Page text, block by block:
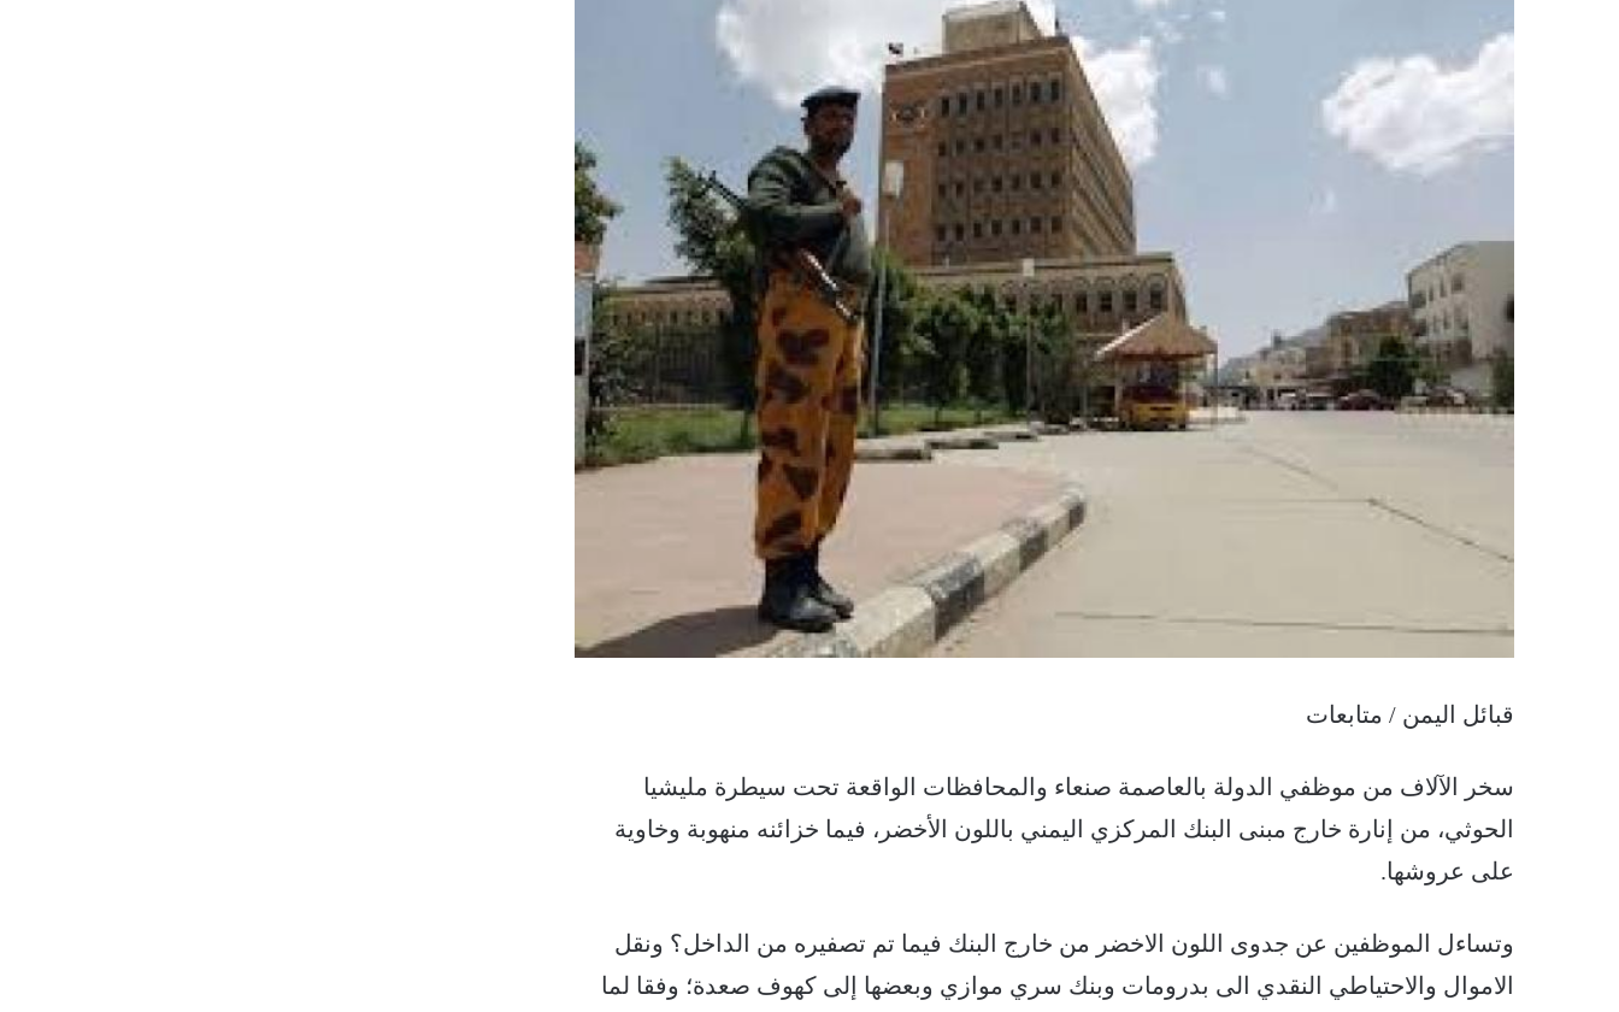
قبائل اليمن / متابعات
سخر الآلاف من موظفي الدولة بالعاصمة صنعاء والمحافظات الواقعة تحت سيطرة مليشيا
الحوثي، من إنارة خارج مبنى البنك المركزي اليمني باللون الأخضر، فيما خزائنه منهوبة وخاوية
على عروشها.
وتساءل الموظفين عن جدوى اللون الاخضر من خارج البنك فيما تم تصفيره من الداخل؟ ونقل
الاموال والاحتياطي النقدي الى بدرومات وبنك سري موازي وبعضها إلى كهوف صعدة؛ وفقا لما